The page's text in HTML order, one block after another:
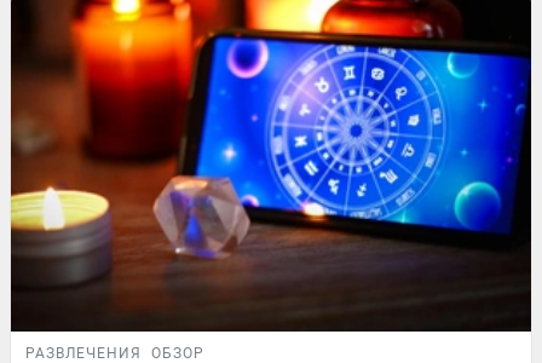
РАЗВЛЕЧЕНИЯ ОБЗОР